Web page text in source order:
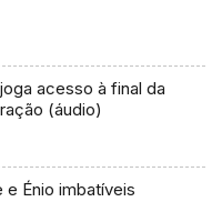
acesso à final da
(áudio)
e Énio imbatíveis